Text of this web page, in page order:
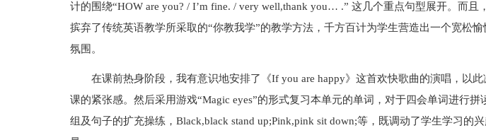
计的围绕“HOW are you? / I’m fine. / very well,thank you… .” 这几个重点句型展开。而且
摈弃了传统英语教学所采取的“你教我学”的教学方法，千方百计为学生营造出一个宽松
氛围。
在课前热身阶段，我有意识地安排了《If you are happy》这首欢快歌曲的演唱，以
课的紧张感。然后采用游戏“Magic eyes”的形式复习本单元的单词，对于四会单词进行拼
组及句子的扩充操练，Black,black stand up;Pink,pink sit down;等，既调动了学生学习的